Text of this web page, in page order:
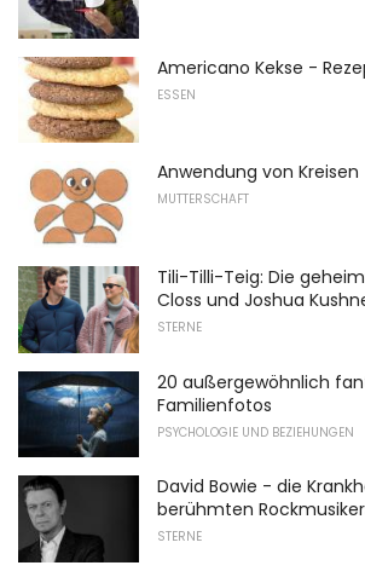
Americano Kekse -
ESSEN
Anwendung von Kreisen
MUTTERSCHAFT
Tili-Tilli-Teig: Die
Closs und Joshua
STERNE
20 außergewöhnlich
Familienfotos
PSYCHOLOGIE UND BEZIEHUNGEN
David Bowie - die
berühmten
STERNE